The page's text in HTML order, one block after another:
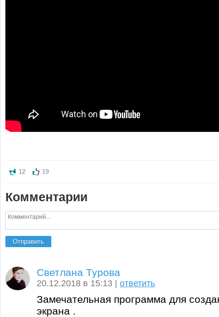
12 19
Комментарии
Отправить
Светлана Турова
20.12.2018 в 15:13 |ответить
Замечательная программа для
экрана .